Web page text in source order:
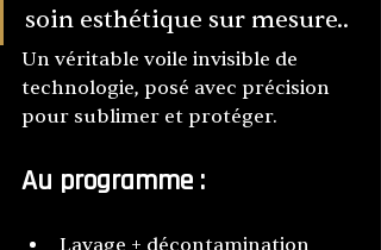
soin esthétique sur mesure..
Un véritable voile invisible de
technologie, posé avec précision
pour sublimer et protéger.
Au programme :
Lavage + décontamination